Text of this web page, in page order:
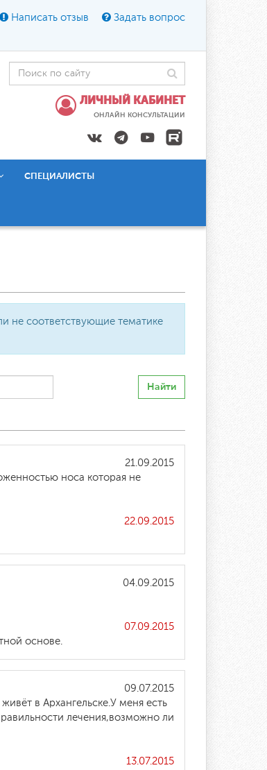
Написать отзыв Задать вопрос
ЛИЧНЫЙ КАБИНЕТ
ОНЛАЙН КОНСУЛЬТАЦИИ
СПЕЦИАЛИСТЫ
не соответствующие тематике
Найти
21.09.2015
носа которая не
22.09.2015
04.09.2015
07.09.2015
основе.
09.07.2015
в Архангельске.У меня есть
лечения,возможно ли
13.07.2015